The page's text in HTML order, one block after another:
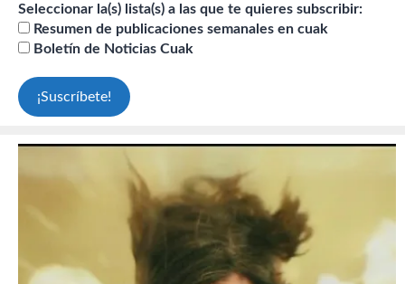
Seleccionar la(s) lista(s) a las que te quieres subscribir:
Resumen de publicaciones semanales en cuak
Boletín de Noticias Cuak